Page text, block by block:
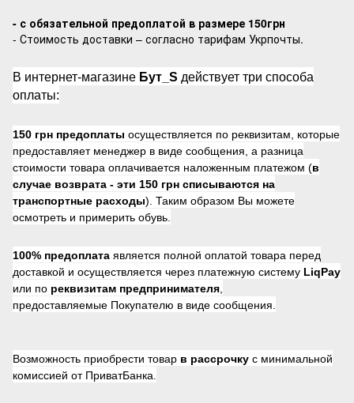
- с обязательной предоплатой в размере 150грн
- Стоимость доставки – согласно тарифам Укрпочты.
В интернет-магазине Бут_S действует три способа
оплаты:
150 грн предоплаты осуществляется по реквизитам, которые
предоставляет менеджер в виде сообщения, а разница
стоимости товара оплачивается наложенным платежом (в
случае возврата - эти 150 грн списываются на
транспортные расходы). Таким образом Вы можете
осмотреть и примерить обувь.
100% предоплата является полной оплатой товара перед
доставкой и осуществляется через платежную систему LiqPay
или по реквизитам предпринимателя
предоставляемые Покупателю в виде сообщения.
Возможность приобрести товар в рассрочку с минимальной
комиссией от ПриватБанка.